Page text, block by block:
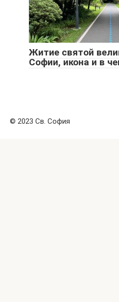
Житие святой
Софии, икона и в
© 2023 Св. София